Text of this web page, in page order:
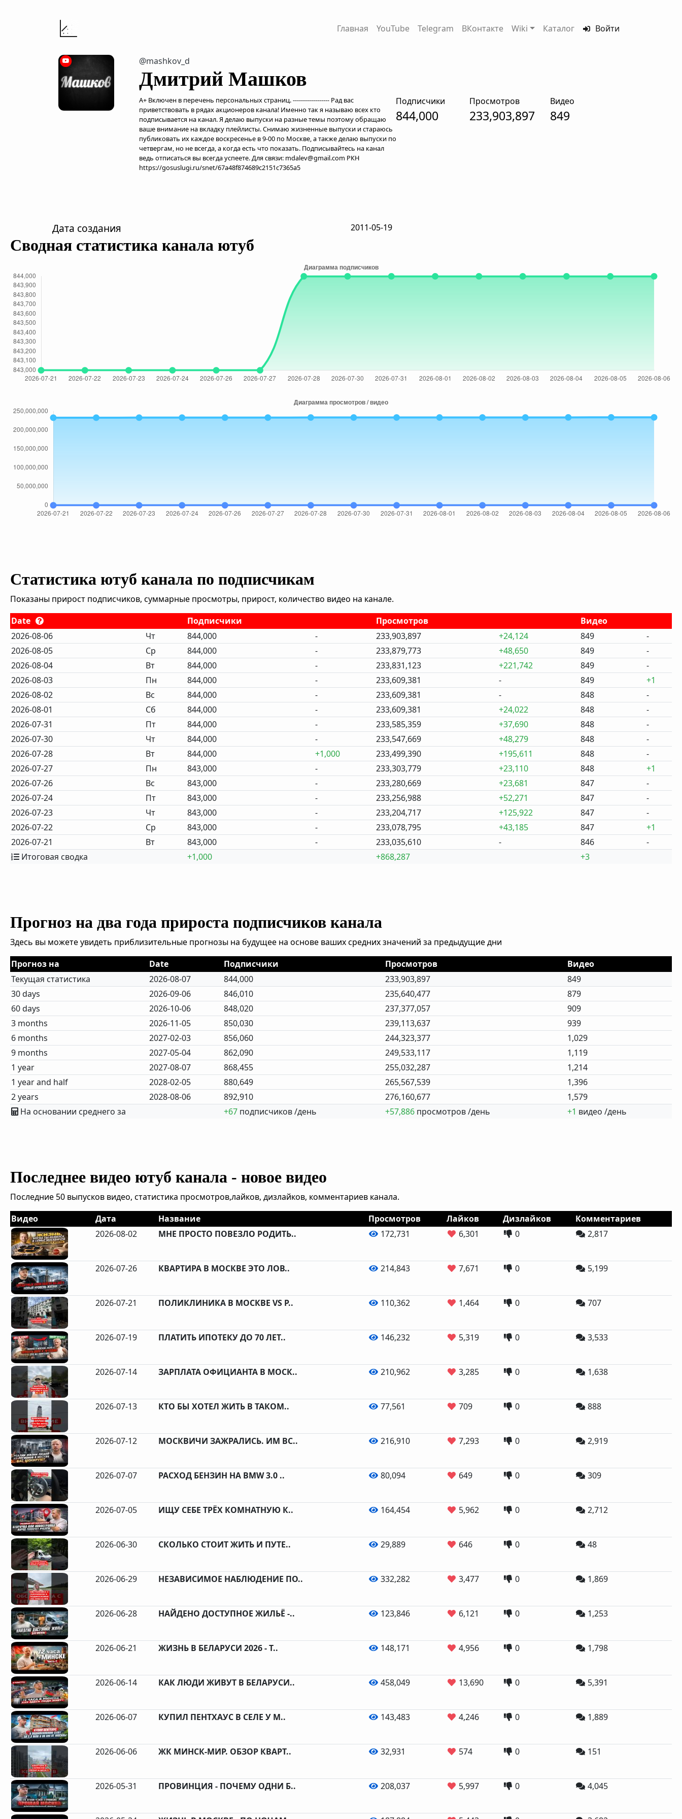
Главная YouTube Telegram ВКонтакте Wiki Каталог Войти
@mashkov_d
Дмитрий Машков
A+ Включен в перечень персональных страниц. ------------------ Рад вас
приветствовать в рядах акционеров канала! Именно так я называю всех кто
подписывается на канал. Я делаю выпуски на разные темы поэтому обращаю
ваше внимание на вкладку плейлисты. Снимаю жизненные выпуски и стараюсь
публиковать их каждое воскресенье в 9-00 по Москве, а также делаю выпуски по
четвергам, но не всегда, а когда есть что показать. Подписывайтесь на канал
ведь отписаться вы всегда успеете. Для связи: mdalev@gmail.com РКН
https://gosuslugi.ru/snet/67a48f874689c2151c7365a5
Подписчики
844,000
Просмотров
233,903,897
Видео
849
Дата создания 2011-05-19
Сводная статистика канала ютуб
Статистика ютуб канала по подписчикам
Показаны прирост подписчиков, суммарные просмотры, прирост, количество видео на канале.
Date
Подписчики Просмотров
Видео
2026-08-06
Чт 844,000 - 233,903,897 +24,124 849
-
2026-08-05
Ср 844,000 - 233,879,773 +48,650 849
-
2026-08-04
Вт 844,000 - 233,831,123 +221,742 849
-
2026-08-03
Пн 844,000 - 233,609,381 - 849
+1
2026-08-02
Вс 844,000 - 233,609,381 - 848
-
2026-08-01
Сб 844,000 - 233,609,381 +24,022 848
-
2026-07-31
Пт 844,000 - 233,585,359 +37,690 848
-
2026-07-30
Чт 844,000 - 233,547,669 +48,279 848
-
2026-07-28
Вт 844,000 +1,000 233,499,390 +195,611 848
-
2026-07-27
Пн 843,000 - 233,303,779 +23,110 848
+1
2026-07-26
Вс 843,000 - 233,280,669 +23,681 847
-
2026-07-24
Пт 843,000 - 233,256,988 +52,271 847
-
2026-07-23
Чт 843,000 - 233,204,717 +125,922 847
-
2026-07-22
Ср 843,000 - 233,078,795 +43,185 847
+1
2026-07-21
Вт 843,000 - 233,035,610 - 846
-
Итоговая сводка
+1,000 +868,287 +3
Прогноз на два года прироста подписчиков канала
Здесь вы можете увидеть приблизительные прогнозы на будущее на основе ваших средних значений за предыдущие дни
Прогноз на
Date Подписчики Просмотров
Видео
Текущая статистика
2026-08-07 844,000 233,903,897
849
30 days
2026-09-06 846,010 235,640,477
879
60 days
2026-10-06 848,020 237,377,057
909
3 months
2026-11-05 850,030 239,113,637
939
6 months
2027-02-03 856,060 244,323,377
1,029
9 months
2027-05-04 862,090 249,533,117
1,119
1 year
2027-08-07 868,455 255,032,287
1,214
1 year and half
2028-02-05 880,649 265,567,539
1,396
2 years
2028-08-06 892,910 276,160,677
1,579
На основании среднего за
+67 подписчиков /день +57,886 просмотров /день +1 видео /день
Последнее видео ютуб канала - новое видео
Последние 50 выпусков видео, статистика просмотров,лайков, дизлайков, комментариев канала.
Видео
Дата Название Просмотров Лайков Дизлайков
Комментариев
2026-08-02
МНЕ ПРОСТО ПОВЕЗЛО РОДИТЬ.. 172,731 6,301 0 2,817
2026-07-26 КВАРТИРА В МОСКВЕ ЭТО ЛОВ.. 214,843 7,671 0 5,199
2026-07-21 ПОЛИКЛИНИКА В МОСКВЕ VS Р.. 110,362 1,464 0 707
2026-07-19 ПЛАТИТЬ ИПОТЕКУ ДО 70 ЛЕТ.. 146,232 5,319 0 3,533
2026-07-14 ЗАРПЛАТА ОФИЦИАНТА В МОСК.. 210,962 3,285 0 1,638
2026-07-13 КТО БЫ ХОТЕЛ ЖИТЬ В ТАКОМ.. 77,561 709 0 888
2026-07-12 МОСКВИЧИ ЗАЖРАЛИСЬ. ИМ ВС.. 216,910 7,293 0 2,919
2026-07-07 РАСХОД БЕНЗИН НА BMW 3.0 .. 80,094 649 0 309
2026-07-05 ИЩУ СЕБЕ ТРЁХ КОМНАТНУЮ К.. 164,454 5,962 0 2,712
2026-06-30 СКОЛЬКО СТОИТ ЖИТЬ И ПУТЕ.. 29,889 646 0 48
2026-06-29 НЕЗАВИСИМОЕ НАБЛЮДЕНИЕ ПО.. 332,282 3,477 0 1,869
2026-06-28 НАЙДЕНО ДОСТУПНОЕ ЖИЛЬЁ -.. 123,846 6,121 0 1,253
2026-06-21 ЖИЗНЬ В БЕЛАРУСИ 2026 - Т.. 148,171 4,956 0 1,798
2026-06-14 КАК ЛЮДИ ЖИВУТ В БЕЛАРУСИ.. 458,049 13,690 0 5,391
2026-06-07 КУПИЛ ПЕНТХАУС В СЕЛЕ У М.. 143,483 4,246 0 1,889
2026-06-06 ЖК МИНСК-МИР. ОБЗОР КВАРТ.. 32,931 574 0 151
2026-05-31 ПРОВИНЦИЯ - ПОЧЕМУ ОДНИ Б.. 208,037 5,997 0 4,045